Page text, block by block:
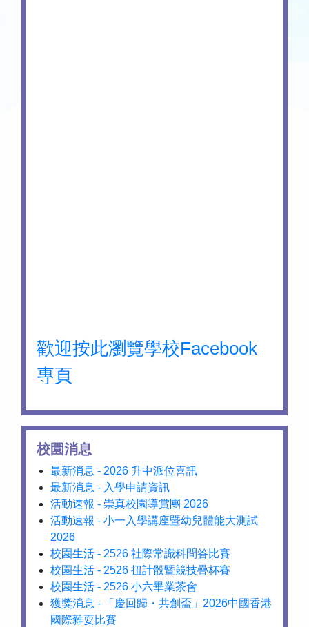
歡迎按此瀏覽學校Facebook
專頁
校園消息
最新消息 - 2026 升中派位喜訊
最新消息 - 入學申請資訊
活動速報 - 崇真校園導賞團 2026
活動速報 - 小一入學講座暨幼兒體能大測試
2026
校園生活 - 2526 社際常識科問答比賽
校園生活 - 2526 扭計骰暨競技疊杯賽
校園生活 - 2526 小六畢業茶會
獲獎消息 - 「慶回歸・共創盃」2026中國香港
國際雜耍比賽